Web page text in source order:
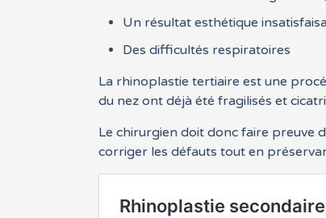
Un résultat esthétique
Des difficultés respiratoires
La rhinoplastie tertiaire est une
du nez ont déjà été fragilisés et
Le chirurgien doit donc faire preuve
corriger les défauts tout en